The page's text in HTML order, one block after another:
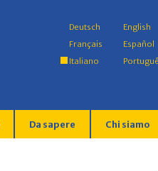
Deutsch
Français
Italiano
English
Español
Da sapere Chi siamo